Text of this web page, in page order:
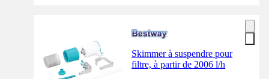
Skimmer à suspendre pour
filtre, à partir de 2006 l/h